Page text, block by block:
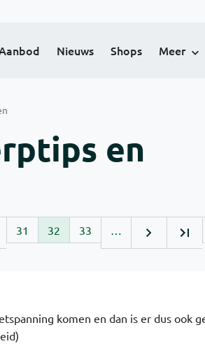
Nieuws Shops Meer
en
31 32 33 …
komen en dan is er dus ook